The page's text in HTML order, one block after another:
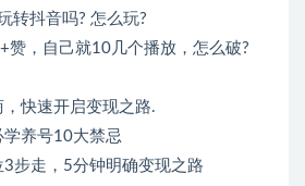
转抖音吗? 怎么玩?
赞，自己就10几个播放，怎么破?
快速开启变现之路.
养号10大禁忌
步走，5分钟明确变现之路